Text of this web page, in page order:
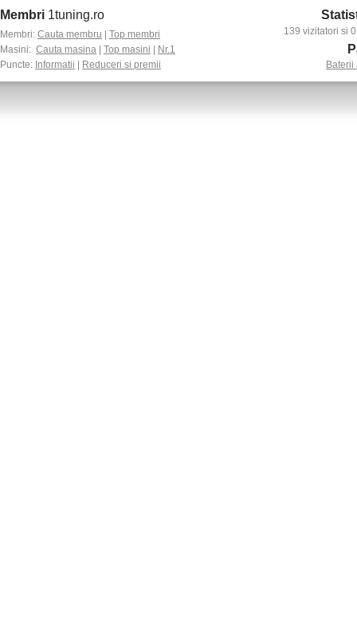
Membri 1tuning.ro
Membri: Cauta membru
Top membri
Masini: Cauta masina Top masini
Nr.1
Puncte: Informatii Reduceri si premii
139 vizitatori si